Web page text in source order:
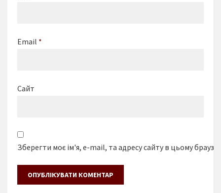
Email *
Сайт
Зберегти моє ім'я, e-mail, та адресу сайту в цьому